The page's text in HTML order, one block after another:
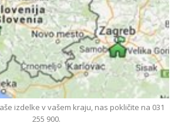
izdelke v vašem kraju, nas pokličite na 031
255 900.